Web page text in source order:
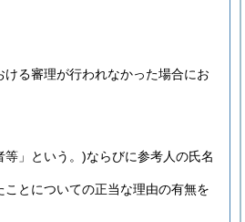
ける審理が行われなかった場合にお
等」という。)ならびに参考人の氏名
とについての正当な理由の有無を